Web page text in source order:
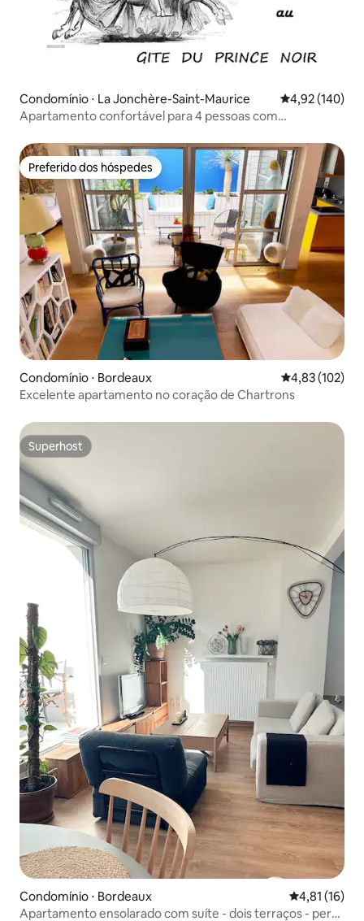
Condomínio ⋅ La Jonchère-Saint-Maurice 4,92 de uma
4,92 (140)
Apartamento confortável para 4 pessoas com
Preferido dos hóspedes
Preferido dos hóspedes
Condomínio ⋅ Bordeaux 4,83 de uma
4,83 (102)
Excelente apartamento no coração de Chartrons
Superhost
Superhost
Condomínio ⋅ Bordeaux 4,81 de uma
4,81 (16)
Apartamento ensolarado com suíte - dois terraços - perto